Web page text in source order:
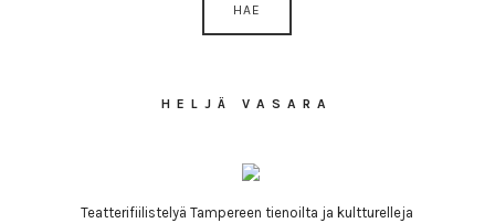
HELJÄ VASARA
Teatterifiilistelyä Tampereen tienoilta ja kultturelleja